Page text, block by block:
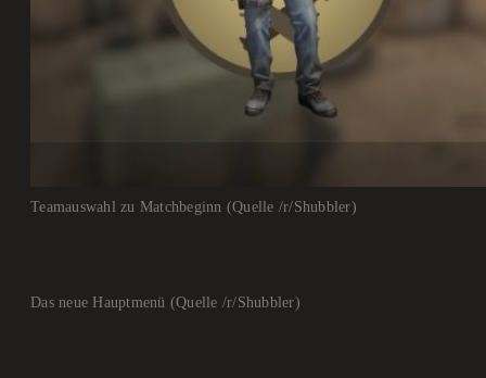
Teamauswahl zu Matchbeginn (Quelle /r/Shubbler)
Das neue Hauptmenü (Quelle /r/Shubbler)